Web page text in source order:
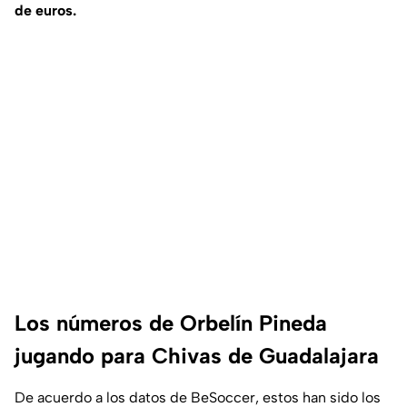
de euros.
Los números de Orbelín Pineda
jugando para Chivas de Guadalajara
De acuerdo a los datos de BeSoccer, estos han sido los